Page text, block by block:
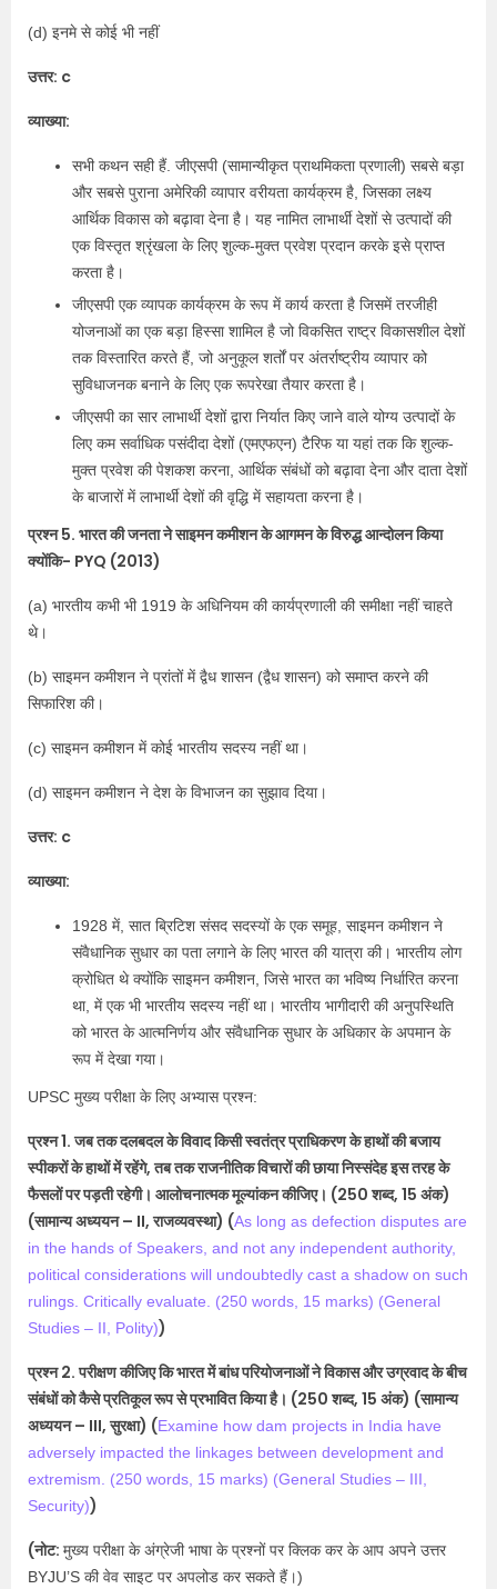
(d) इनमे से कोई भी नहीं
उत्तर: c
व्याख्या:
सभी कथन सही हैं. जीएसपी (सामान्यीकृत प्राथमिकता प्रणाली) सबसे बड़ा
और सबसे पुराना अमेरिकी व्यापार वरीयता कार्यक्रम है, जिसका लक्ष्य
आर्थिक विकास को बढ़ावा देना है। यह नामित लाभार्थी देशों से उत्पादों की
एक विस्तृत श्रृंखला के लिए शुल्क-मुक्त प्रवेश प्रदान करके इसे प्राप्त
करता है।
जीएसपी एक व्यापक कार्यक्रम के रूप में कार्य करता है जिसमें तरजीही
योजनाओं का एक बड़ा हिस्सा शामिल है जो विकसित राष्ट्र विकासशील देशों
तक विस्तारित करते हैं, जो अनुकूल शर्तों पर अंतर्राष्ट्रीय व्यापार को
सुविधाजनक बनाने के लिए एक रूपरेखा तैयार करता है।
जीएसपी का सार लाभार्थी देशों द्वारा निर्यात किए जाने वाले योग्य उत्पादों के
लिए कम सर्वाधिक पसंदीदा देशों (एमएफएन) टैरिफ या यहां तक कि शुल्क-
मुक्त प्रवेश की पेशकश करना, आर्थिक संबंधों को बढ़ावा देना और दाता देशों
के बाजारों में लाभार्थी देशों की वृद्धि में सहायता करना है।
प्रश्न 5. भारत की जनता ने साइमन कमीशन के आगमन के विरुद्ध आन्दोलन किया
क्योंकि- PYQ (2013)
(a) भारतीय कभी भी 1919 के अधिनियम की कार्यप्रणाली की समीक्षा नहीं चाहते
थे।
(b) साइमन कमीशन ने प्रांतों में द्वैध शासन (द्वैध शासन) को समाप्त करने की
सिफारिश की।
(c) साइमन कमीशन में कोई भारतीय सदस्य नहीं था।
(d) साइमन कमीशन ने देश के विभाजन का सुझाव दिया।
उत्तर: c
व्याख्या:
1928 में, सात ब्रिटिश संसद सदस्यों के एक समूह, साइमन कमीशन ने
संवैधानिक सुधार का पता लगाने के लिए भारत की यात्रा की। भारतीय लोग
क्रोधित थे क्योंकि साइमन कमीशन, जिसे भारत का भविष्य निर्धारित करना
था, में एक भी भारतीय सदस्य नहीं था। भारतीय भागीदारी की अनुपस्थिति
को भारत के आत्मनिर्णय और संवैधानिक सुधार के अधिकार के अपमान के
रूप में देखा गया।
UPSC मुख्य परीक्षा के लिए अभ्यास प्रश्न:
प्रश्न 1. जब तक दलबदल के विवाद किसी स्वतंत्र प्राधिकरण के हाथों की बजाय
स्पीकरों के हाथों में रहेंगे, तब तक राजनीतिक विचारों की छाया निस्संदेह इस तरह के
फैसलों पर पड़ती रहेगी। आलोचनात्मक मूल्यांकन कीजिए। (250 शब्द, 15 अंक)
(सामान्य अध्ययन – II, राजव्यवस्था)​ (As long as defection disputes are
in the hands of Speakers, and not any independent authority,
political considerations will undoubtedly cast a shadow on such
rulings. Critically evaluate. (250 words, 15 marks) (General
Studies – II, Polity)​)
प्रश्न 2. परीक्षण कीजिए कि भारत में बांध परियोजनाओं ने विकास और उग्रवाद के बीच
संबंधों को कैसे प्रतिकूल रूप से प्रभावित किया है। (250 शब्द, 15 अंक) (सामान्य
अध्ययन – III, सुरक्षा)​ (Examine how dam projects in India have
adversely impacted the linkages between development and
extremism. (250 words, 15 marks) (General Studies – III,
Security)​)
(नोट: मुख्य परीक्षा के अंग्रेजी भाषा के प्रश्नों पर क्लिक कर के आप अपने उत्तर
BYJU’S की वेव साइट पर अपलोड कर सकते हैं।)